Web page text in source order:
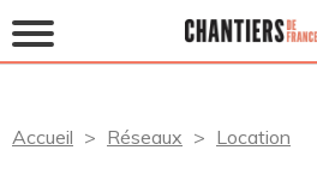
Accueil Réseaux Location